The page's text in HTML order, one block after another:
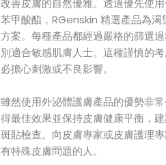
改善皮膚的自然優雅。透過優先使
苯甲酸酯，RGenskin 精選產品為
方案。每種產品都經過嚴格的篩選
別適合敏感肌膚人士。這種謹慎的
必擔心刺激或不良影響。
雖然使用外泌體護膚產品的優勢非
得最佳效果並保持皮膚健康平衡，
斑貼檢查。向皮膚專家或皮膚護理
有特殊皮膚問題的人。